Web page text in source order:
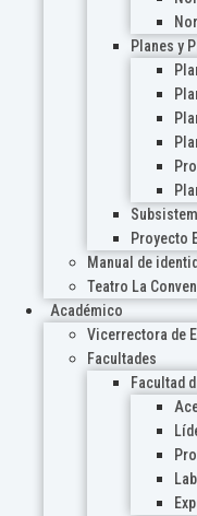
Planes y
Proyecto
Manual de
Teatro La
Académico
Vicerrectora de
Facultades
Facultad